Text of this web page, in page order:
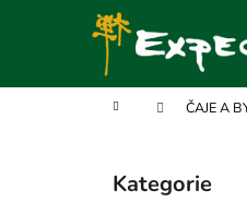
Domů ČAJE A
Přeskočit
kategorie
Kategorie
í
Zpět
do
Zpět
do